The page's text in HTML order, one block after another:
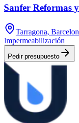
Sanfer Reformas
Tarragona,
Impermeabilización
Pedir presupuesto